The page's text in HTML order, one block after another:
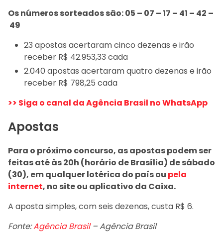
Os números sorteados são: 05 – 07 – 17 – 41 – 42 –
49
23 apostas acertaram cinco dezenas e irão
receber R$ 42.953,33 cada
2.040 apostas acertaram quatro dezenas e irão
receber R$ 798,25 cada
>> Siga o canal da Agência Brasil no WhatsApp
Apostas
Para o próximo concurso, as apostas podem ser
feitas até às 20h (horário de Brasília) de sábado
(30), em qualquer lotérica do país ou pela
internet, no site ou aplicativo da Caixa.
A aposta simples, com seis dezenas, custa R$ 6.
Fonte:Agência Brasil– Agência Brasil